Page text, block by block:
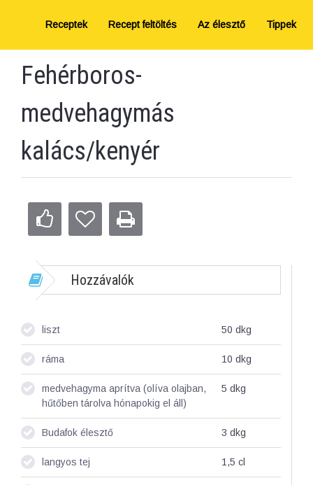
Receptek Recept feltöltés Az élesztő Tippek
Fehérboros-
medvehagymás
kalács/kenyér
Hozzávalók
liszt 50 dkg
ráma 10 dkg
medvehagyma aprítva (olíva olajban,
hűtőben tárolva hónapokig el áll)
5 dkg
Budafok élesztő 3 dkg
langyos tej 1,5 cl